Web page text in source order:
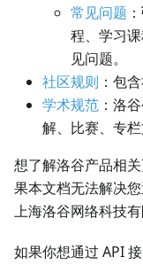
常见问题 ：
程、学习
见问题。
社区规则 ：包
学术规范 ：洛
解、比赛、专
想了解洛谷产品相
果本文档无法解决
上海洛谷网络科技
如果你想通过 API